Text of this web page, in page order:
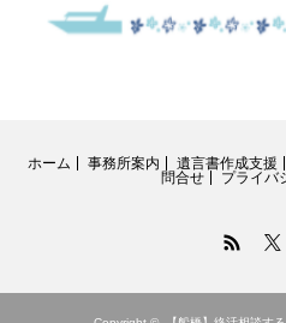
ホーム 事務所案内 遺言書作成支援
問合せ
プライバ
Facebook